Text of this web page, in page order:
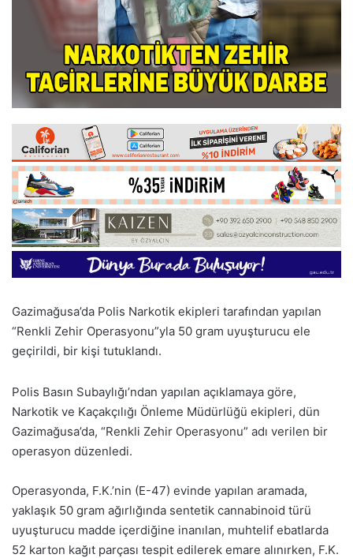
Gazimağusa’da Polis Narkotik ekipleri tarafından yapılan
“Renkli Zehir Operasyonu”yla 50 gram uyuşturucu ele
geçirildi, bir kişi tutuklandı.
Polis Basın Subaylığı’ndan yapılan açıklamaya göre,
Narkotik ve Kaçakçılığı Önleme Müdürlüğü ekipleri, dün
Gazimağusa’da, “Renkli Zehir Operasyonu” adı verilen bir
operasyon düzenledi.
Operasyonda, F.K.’nin (E-47) evinde yapılan aramada,
yaklaşık 50 gram ağırlığında sentetik cannabinoid türü
uyuşturucu madde içerdiğine inanılan, muhtelif ebatlarda
52 karton kağıt parçası tespit edilerek emare alınırken, F.K.